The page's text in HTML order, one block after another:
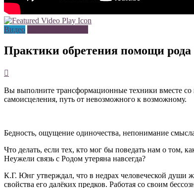
Видео
Практики обретения помощи
Вы выполните трансформационные техники вместе со
самоисцеления, путь от невозможного к возможному.
Бедность, ощущение одиночества, непонимание
Что делать, если тех, кто мог бы поведать нам о том,
Неужели связь с Родом утеряна навсегда?
К.Г. Юнг утверждал, что в недрах человеческой души
свойства его далёких предков. Работая со своим